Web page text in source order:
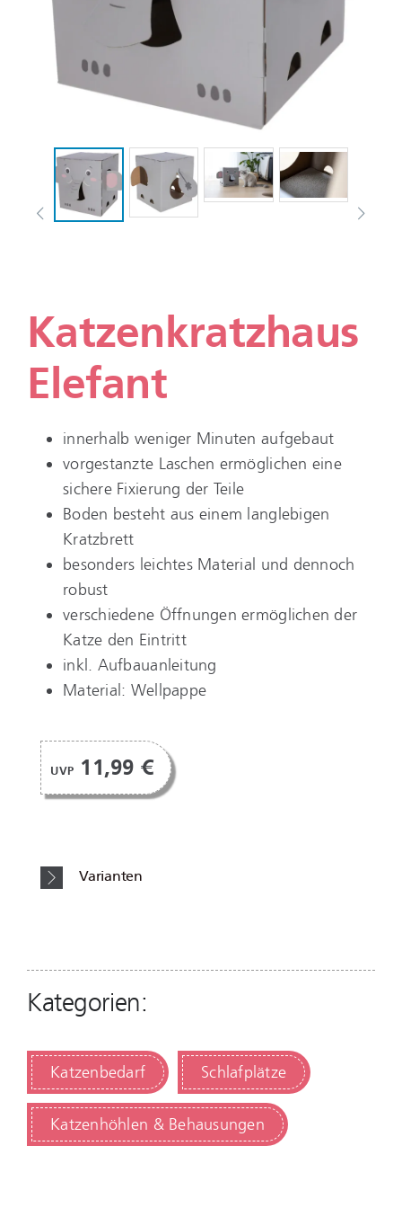
Katzenkratzhaus
Elefant
innerhalb weniger Minuten aufgebaut
vorgestanzte Laschen ermöglichen eine
sichere Fixierung der Teile
Boden besteht aus einem langlebigen
Kratzbrett
besonders leichtes Material und dennoch
robust
verschiedene Öffnungen ermöglichen der
Katze den Eintritt
inkl. Aufbauanleitung
Material: Wellpappe
UVP 11,99 €
Varianten
Kategorien:
Katzenbedarf Schlafplätze
Katzenhöhlen & Behausungen